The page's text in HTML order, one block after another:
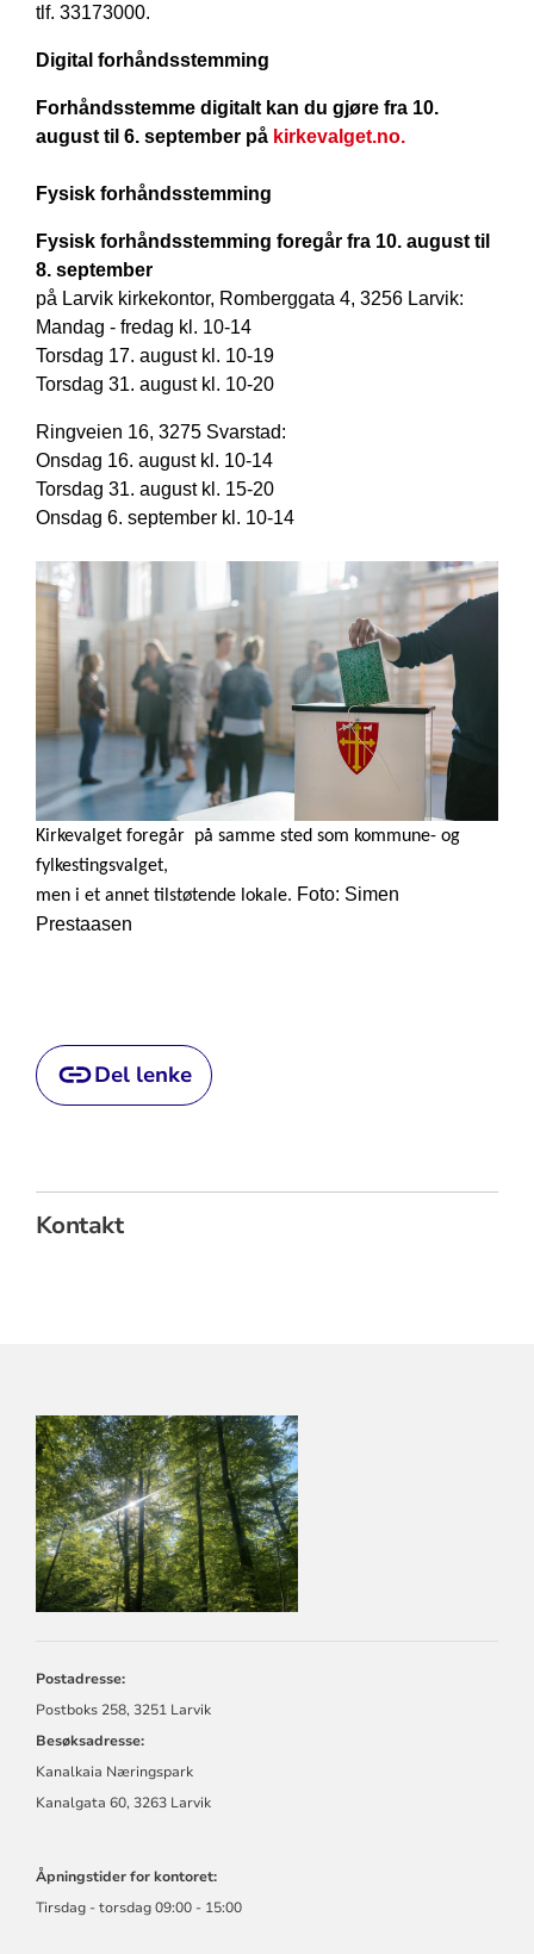
tlf. 33173000.
Digital forhåndsstemming
Forhåndsstemme digitalt kan du gjøre fra 10.
august til 6. september på kirkevalget.no.
Fysisk forhåndsstemming
Fysisk forhåndsstemming foregår fra 10. august til
8. september
på Larvik kirkekon­tor, Romberggata 4, 3256 Larvik:
Mandag - fredag kl. 10-14
Torsdag 17. august kl. 10-19
Torsdag 31. august kl. 10-20
Ringveien 16, 3275 Svarstad:
Onsdag 16. august kl. 10-14
Torsdag 31. august kl. 15-20
Onsdag 6. september kl. 10-14
Kirkevalget foregår på samme sted som kommune- og
fylkestingsvalget,
men i et annet tilstøtende lokale. Foto: Simen
Prestaasen
Del lenke
Kontakt
KONTAKTINFORMASJON
FOR
LARVIK
KIRKELIGE
FELLESRÅD
Postadresse:
Postboks 258, 3251 Larvik
Besøksadresse:
Kanalkaia Næringspark
Kanalgata 60, 3263 Larvik
Åpningstider for kontoret:
Tirsdag - torsdag 09:00 - 15:00